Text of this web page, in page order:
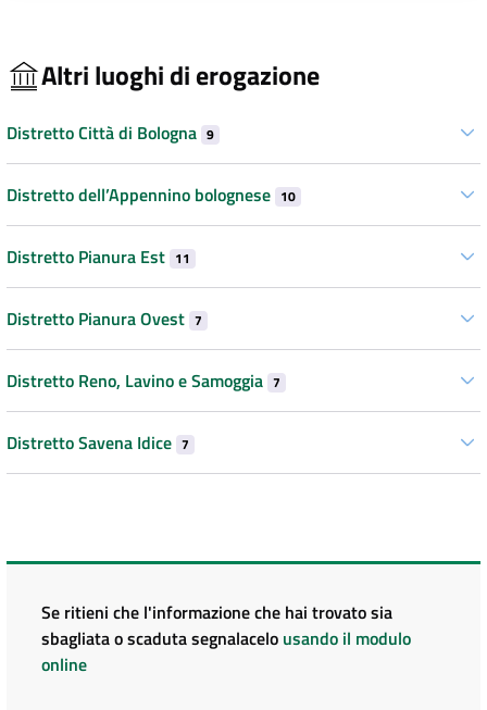
Altri luoghi di erogazione
Distretto Città di Bologna 9
Distretto dell’Appennino bolognese 10
Distretto Pianura Est 11
Distretto Pianura Ovest 7
Distretto Reno, Lavino e Samoggia 7
Distretto Savena Idice 7
Se ritieni che l'informazione che hai trovato sia
sbagliata o scaduta segnalacelo usando il modulo
online